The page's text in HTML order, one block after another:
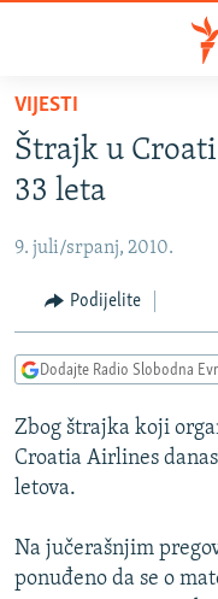
Pređite
na
glavni
sadržaj
na
navigaciju
Pređite
na
VIJESTI
BOSNA I
KOSOVO
CRNA GORA
VIDEO
FOTOGALERIJE
PODCASTI
RAT U UKRAJINI
KINA NA BALKANU
ISPRIČAJ MI
VIJESTI
Štrajk u
33 leta
9. juli/srpanj, 2010.
Podijelite
Dodajte Radio Slobodna
Zbog štrajka koji
Croatia Airlines
letova.
Na jučerašnjim
ponuđeno da se o